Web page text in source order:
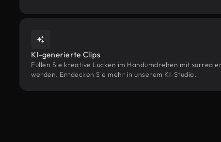
KI-generierte Clips
Füllen Sie kreative Lücken im Handumdrehen mit
werden. Entdecken Sie mehr in unserem KI-Studio.